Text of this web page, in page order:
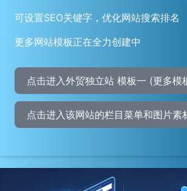
可设置SEO关键字，优化网站搜索排名
更多网站模板正在全力创建中
点击进入外贸独立站 模板一 (更多模
点击进入该网站的栏目菜单和图片素